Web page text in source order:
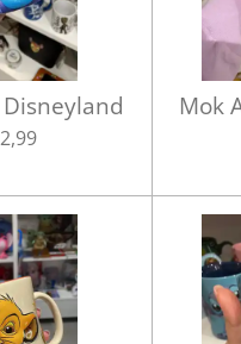
Mok